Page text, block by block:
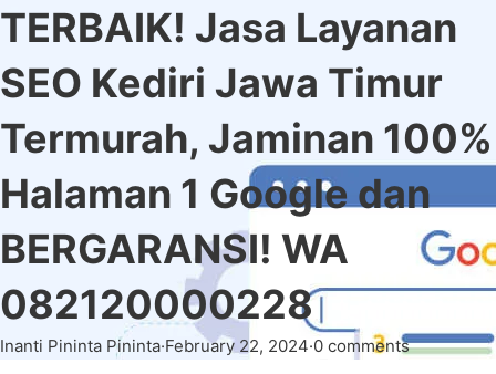
TERBAIK! Jasa Layanan
SEO Kediri Jawa Timur
Termurah, Jaminan 100%
Halaman 1 Google dan
BERGARANSI! WA
082120000228
Inanti Pininta Pininta·February 22, 2024·0 comments